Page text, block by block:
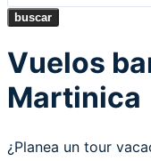
buscar
Vuelos
Martinica
¿Planea un tour